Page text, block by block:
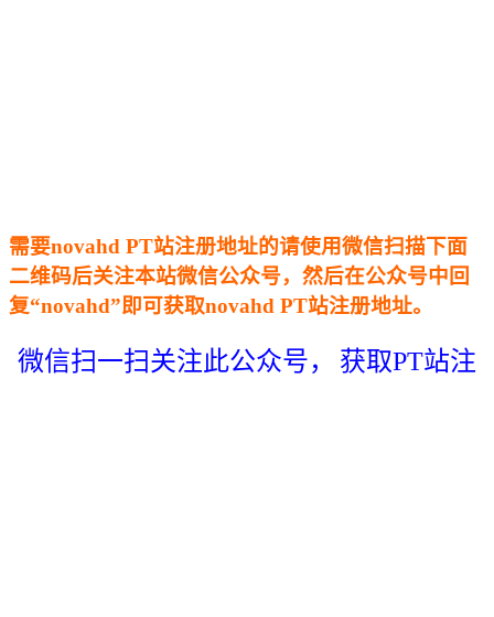
需要novahd PT站注册地址的请使用微信扫描下面
二维码后关注本站微信公众号，然后在公众号中回
复“novahd”即可获取novahd PT站注册地址。
微信扫一扫关注此公众号， 获取PT站注